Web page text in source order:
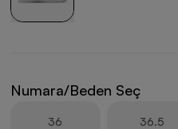
Numara/Beden Seç
36 36.5